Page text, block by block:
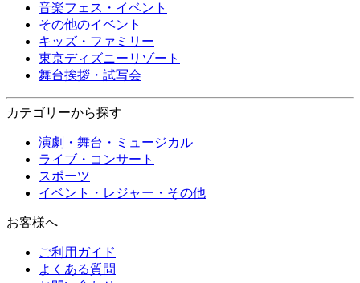
音楽フェス・イベント
その他のイベント
キッズ・ファミリー
東京ディズニーリゾート
舞台挨拶・試写会
カテゴリーから探す
演劇・舞台・ミュージカル
ライブ・コンサート
スポーツ
イベント・レジャー・その他
お客様へ
ご利用ガイド
よくある質問